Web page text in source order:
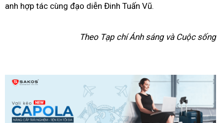
anh hợp tác cùng đạo diễn Đinh Tuấn Vũ.
Theo Tạp chí Ánh sáng và Cuộc sống